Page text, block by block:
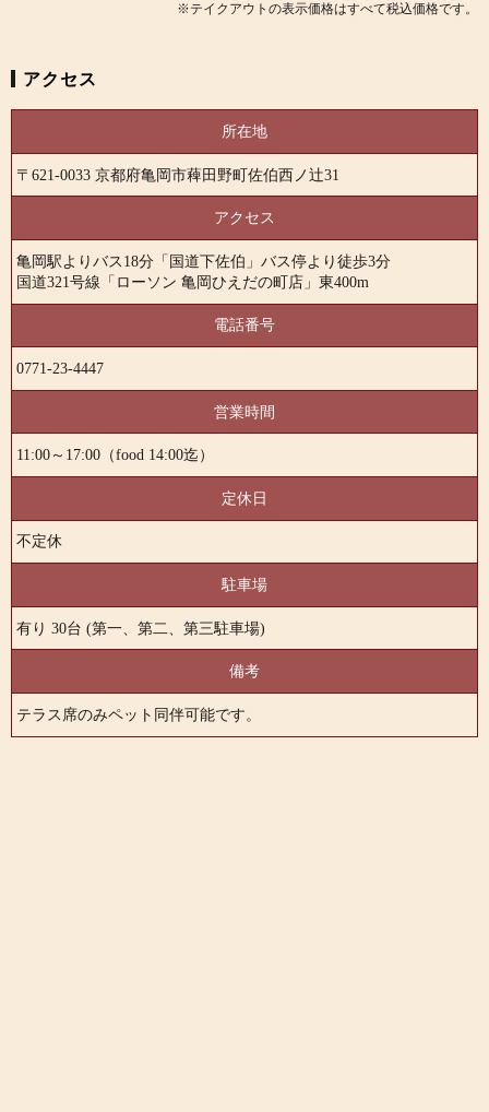
※テイクアウトの表示価格はすべて税込価格です。
アクセス
所在地
〒621-0033 京都府亀岡市薭田野町佐伯西ノ辻31
アクセス
亀岡駅よりバス18分「国道下佐伯」バス停より徒歩3分
国道321号線「ローソン 亀岡ひえだの町店」東400m
電話番号
0771-23-4447
営業時間
11:00～17:00（food 14:00迄）
定休日
不定休
駐車場
有り 30台 (第一、第二、第三駐車場)
備考
テラス席のみペット同伴可能です。